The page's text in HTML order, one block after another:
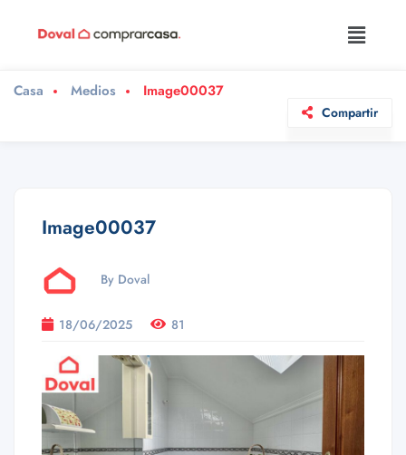
Casa Medios Image00037
Compartir
Image00037
By Doval
18/06/2025 81